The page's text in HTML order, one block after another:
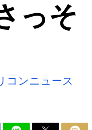
っそ
コンニュース